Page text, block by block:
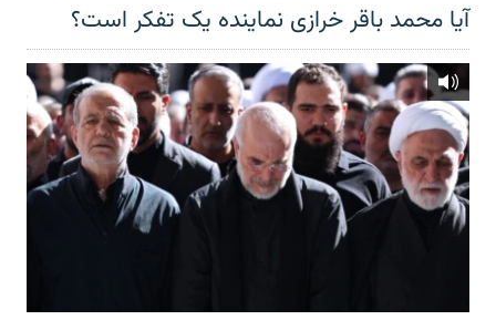
آیا محمد باقر خرازی نماینده یک تفکر است؟